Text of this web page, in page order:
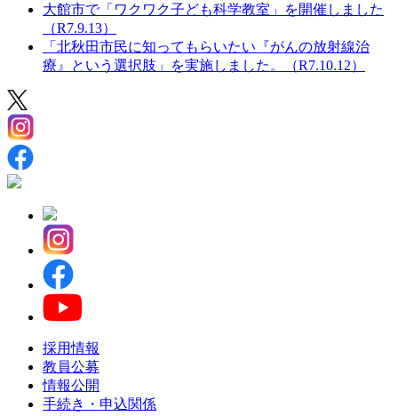
大館市で「ワクワク子ども科学教室」を開催しました
（R7.9.13）
「北秋田市民に知ってもらいたい『がんの放射線治
療』という選択肢」を実施しました。（R7.10.12）
採用情報
教員公募
情報公開
手続き・申込関係